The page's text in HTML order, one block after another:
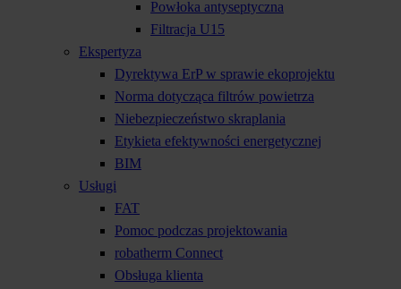
Powłoka antyseptyczna
Filtracja U15
Ekspertyza
Dyrektywa ErP w sprawie ekoprojektu
Norma dotycząca filtrów powietrza
Niebezpieczeństwo skraplania
Etykieta efektywności energetycznej
BIM
Usługi
FAT
Pomoc podczas projektowania
robatherm Connect
Obsługa klienta